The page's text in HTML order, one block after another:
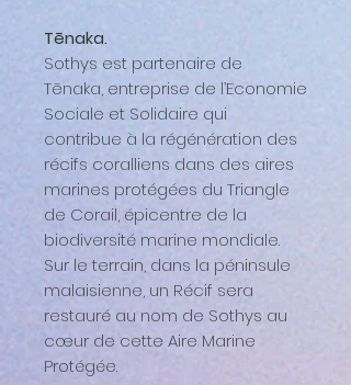
Tēnaka.
Sothys est partenaire de
Tēnaka, entreprise de l’Economie
Sociale et Solidaire qui
contribue à la régénération des
récifs coralliens dans des aires
marines protégées du Triangle
de Corail, épicentre de la
biodiversité marine mondiale.
Sur le terrain, dans la péninsule
malaisienne, un Récif sera
restauré au nom de Sothys au
cœur de cette Aire Marine
Protégée.